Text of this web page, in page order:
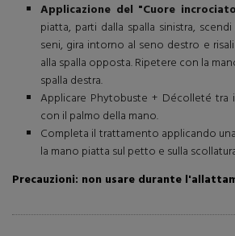
Applicazione del "Cuore
piatta, parti dalla spalla sinistra,
seni, gira intorno al seno destro e
alla spalla opposta. Ripetere con la
spalla destra.
Applicare Phytobuste + Décolleté tra
con il palmo della mano.
Completa il trattamento applicando
la mano piatta sul petto e sulla
Precauzioni: non usare durante